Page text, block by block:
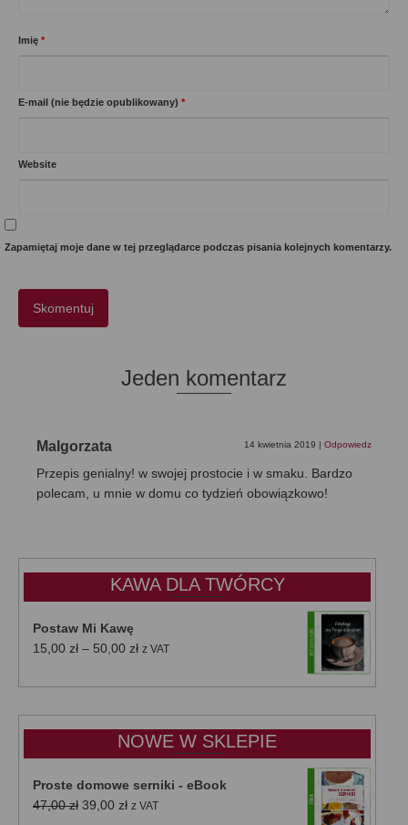
Imię *
E-mail (nie będzie opublikowany) *
Website
Zapamiętaj moje dane w tej przeglądarce podczas pisania kolejnych komentarzy.
Jeden komentarz
Malgorzata 14 kwietnia 2019 Odpowiedz
Przepis genialny! w swojej prostocie i w smaku. Bardzo
polecam, u mnie w domu co tydzień obowiązkowo!
KAWA DLA TWÓRCY
Postaw Mi Kawę
15,00 zł – 50,00 złZakres
od
do
50,00 zł
z VAT
NOWE W SKLEPIE
Proste domowe serniki - eBook
47,00zł Pierwotna
39,00 złAktualna
z VAT